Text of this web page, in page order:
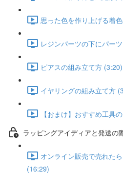
思った色を作り上げる着
レジンパーツの下にパー
ピアスの組み立て方 (3:20)
イヤリングの組み立て方
【おまけ】おすすめ工具
ラッピングアイディアと発送の
オンライン販売で売れた
(16:29)